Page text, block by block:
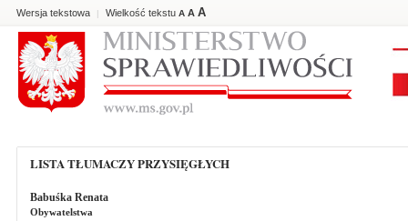
Wersja tekstowa | Wielkość tekstu A A A
LISTA TŁUMACZY PRZYSIĘGŁYCH
Babuśka Renata
Obywatelstwa